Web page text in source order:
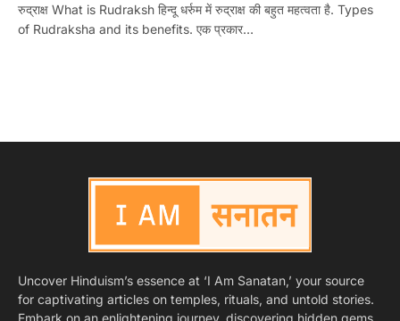
रुद्राक्ष What is Rudraksh हिन्दू धर्रुम में रुद्राक्ष की बहुत महत्वता है. Types
of Rudraksha and its benefits. एक प्रकार…
Uncover Hinduism’s essence at ‘I Am Sanatan,’ your source
for captivating articles on temples, rituals, and untold stories.
Embark on an enlightening journey, discovering hidden gems